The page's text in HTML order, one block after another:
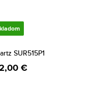
SUR515P1
€